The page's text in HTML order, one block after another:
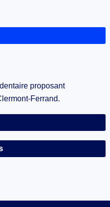
proposant
Ferrand.